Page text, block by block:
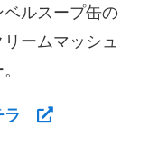
ルスープ缶の
ームマッシュ
ラ